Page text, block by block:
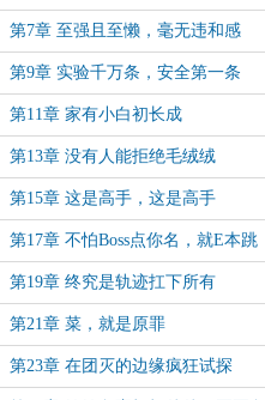
达
第7章 至强且至懒，毫无违和感
第9章 实验千万条，安全第一条
第11章 家有小白初长成
第13章 没有人能拒绝毛绒绒
第15章 这是高手，这是高手
第17章 不怕Boss点你名，就E本跳
剧情
第19章 终究是轨迹扛下所有
第21章 菜，就是原罪
第23章 在团灭的边缘疯狂试探